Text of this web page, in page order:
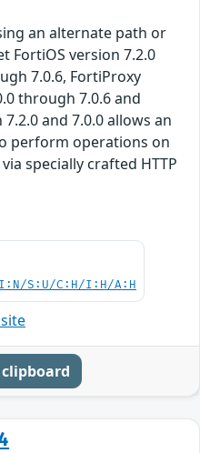
an alternate path or
FortiOS version 7.2.0
7.0.6, FortiProxy
through 7.0.6 and
and 7.0.0 allows an
perform operations on
specially crafted HTTP
S:U/C:H/I:H/A:H
clipboard